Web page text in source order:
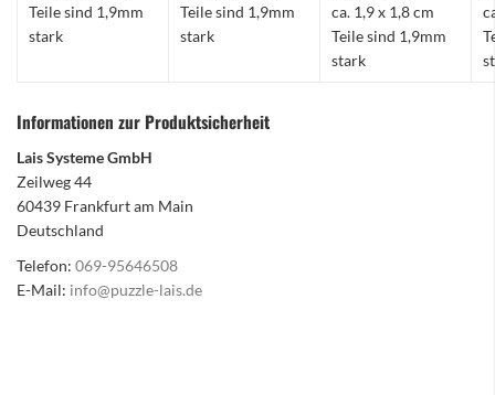
Teile sind 1,9mm
stark
Teile sind 1,9mm
stark
ca. 1,9 x 1,8 cm
Teile sind 1,9mm
stark
Informationen zur Produktsicherheit
Lais Systeme GmbH
Zeilweg 44
60439 Frankfurt am Main
Deutschland
Telefon: 069-95646508
E-Mail: info@puzzle-lais.de